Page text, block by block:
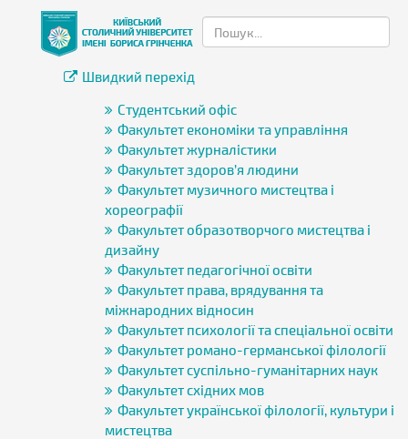
Швидкий перехід
Студентський офіс
Факультет економіки та управління
Факультет журналістики
Факультет здоров’я людини
Факультет музичного мистецтва і
хореографії
Факультет образотворчого мистецтва і
дизайну
Факультет педагогічної освіти
Факультет права, врядування та
міжнародних відносин
Факультет психології та спеціальної освіти
Факультет романо-германської філології
Факультет суспільно-гуманітарних наук
Факультет східних мов
Факультет української філології, культури і
мистецтва